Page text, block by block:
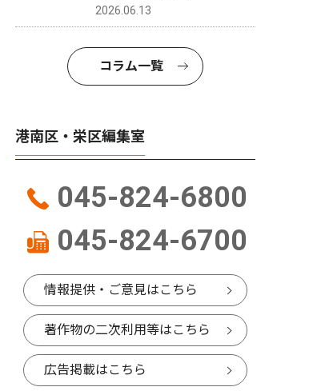
2026.06.13
コラム一覧
港南区・栄区編集室
045-824-6800
045-824-6700
情報提供・ご意見はこちら
著作物の二次利用等はこちら
広告掲載はこちら